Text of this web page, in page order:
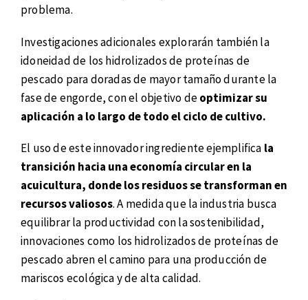
problema.
Investigaciones adicionales explorarán también la
idoneidad de los hidrolizados de proteínas de
pescado para doradas de mayor tamaño durante la
fase de engorde, con el objetivo deoptimizar su
aplicación a lo largo de todo el ciclo de cultivo.
El uso de este innovador ingrediente ejemplifica la
transición hacia una economía circular en la
acuicultura, donde los residuos se transforman en
recursos valiosos. A medida que la industria busca
equilibrar la productividad con la sostenibilidad,
innovaciones como los hidrolizados de proteínas de
pescado abren el camino para una producción de
mariscos ecológica y de alta calidad.